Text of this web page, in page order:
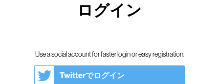
ログイン
Use a social account for faster login or easy registration.
Twitterでログイン